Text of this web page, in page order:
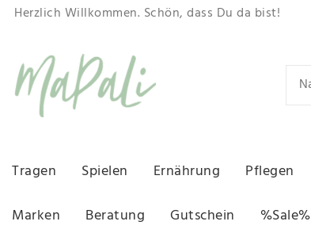
Herzlich Willkommen. Schön, dass Du da bist!
Tragen Spielen Ernährung Pflegen
Marken
Beratung Gutschein %Sale%